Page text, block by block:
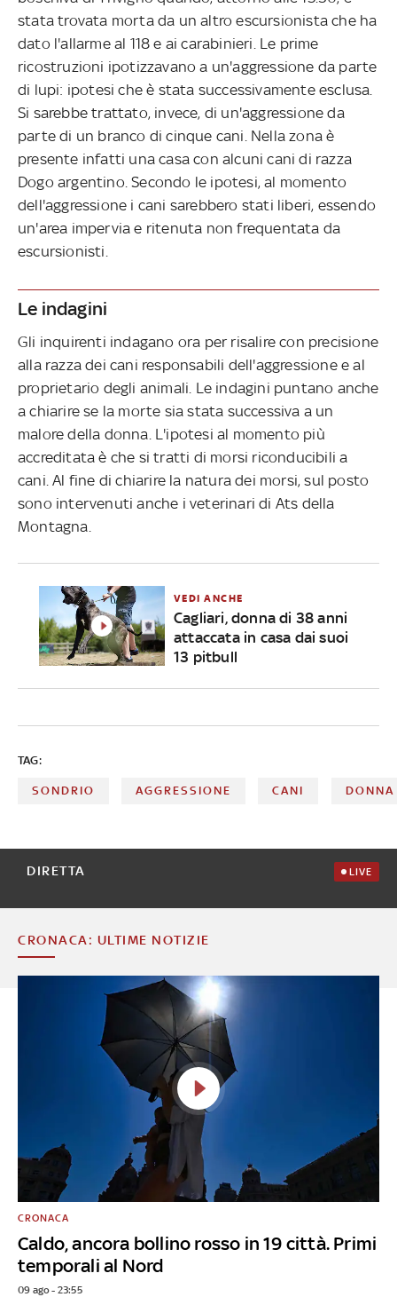
stata trovata morta da un altro escursionista che ha
dato l'allarme al 118 e ai carabinieri. Le prime
ricostruzioni ipotizzavano a un'aggressione da parte
di lupi: ipotesi che è stata successivamente esclusa.
Si sarebbe trattato, invece, di un'aggressione da
parte di un branco di cinque cani. Nella zona è
presente infatti una casa con alcuni cani di razza
Dogo argentino. Secondo le ipotesi, al momento
dell'aggressione i cani sarebbero stati liberi, essendo
un'area impervia e ritenuta non frequentata da
escursionisti.
Le indagini
Gli inquirenti indagano ora per risalire con precisione
alla razza dei cani responsabili dell'aggressione e al
proprietario degli animali. Le indagini puntano anche
a chiarire se la morte sia stata successiva a un
malore della donna. L'ipotesi al momento più
accreditata è che si tratti di morsi riconducibili a
cani. Al fine di chiarire la natura dei morsi, sul posto
sono intervenuti anche i veterinari di Ats della
Montagna.
VEDI ANCHE
Cagliari, donna di 38 anni
attaccata in casa dai suoi
13 pitbull
TAG:
SONDRIO AGGRESSIONE CANI DONNA
DIRETTA LIVE
CRONACA: ULTIME NOTIZIE
Caldo, ancora bollino rosso in 19 città. Primi
temporali al Nord
CRONACA
09 ago - 23:55